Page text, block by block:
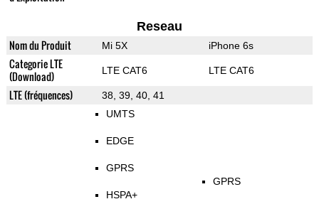
Reseau
Nom du Produit Mi 5X iPhone 6s
Categorie LTE
(Download)
LTE CAT6 LTE CAT6
LTE (fréquences) 38, 39, 40, 41
UMTS
EDGE
GPRS
HSPA+
GPRS